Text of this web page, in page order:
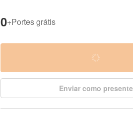
0+Portes grátis
Enviar como presente